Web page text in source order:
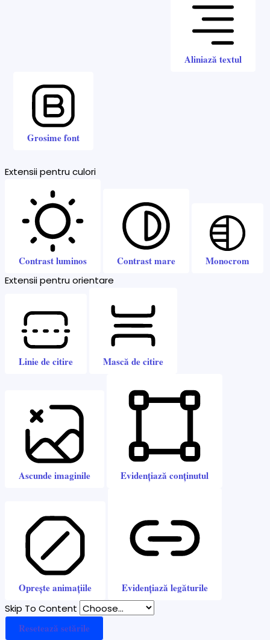
Aliniază textul
Grosime font
Extensii pentru culori
Contrast luminos Contrast mare Monocrom
Extensii pentru orientare
Linie de citire Mască de citire
Ascunde imaginile Evidențiază conținutul
Oprește animațiile Evidențiază legăturile
Skip To Content
Resetează setările